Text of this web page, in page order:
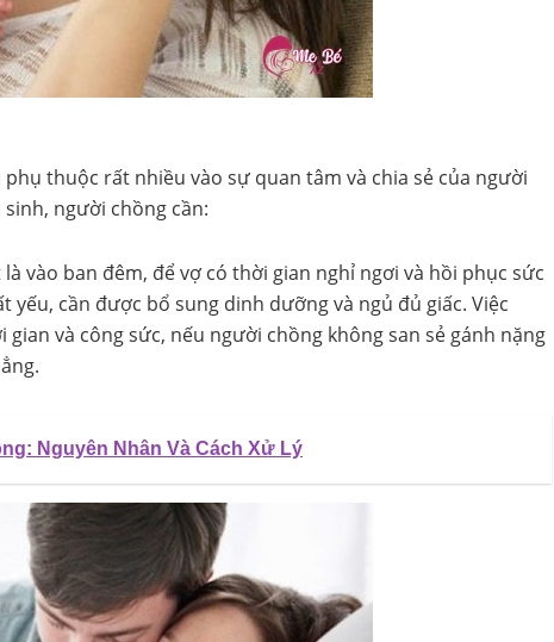
thuộc rất nhiều vào sự quan tâm và chia sẻ của người
người chồng cần:
vào ban đêm, để vợ có thời gian nghỉ ngơi và hồi phục sức
yếu, cần được bổ sung dinh dưỡng và ngủ đủ giấc. Việc
và công sức, nếu người chồng không san sẻ gánh nặng
Nguyên Nhân Và Cách Xử Lý